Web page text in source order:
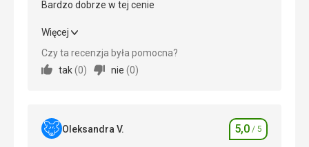
Bardzo dobrze w tej cenie
Bardzo dobrze w tej cenie
Wyżywienie
Usługi 5,0/ 5
Więcej
Czy ta recenzja była pomocna?
tak(0) nie (0)
Oleksandra V. Ocena
5,0 / 5